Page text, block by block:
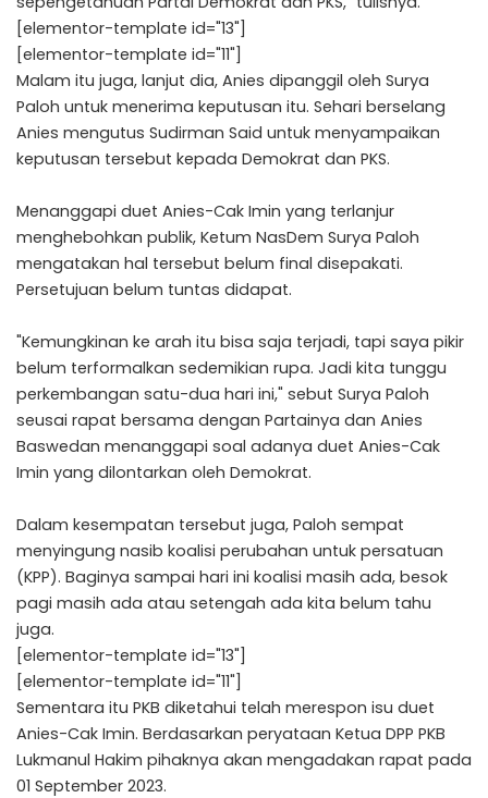
[elementor-template id="13"]
[elementor-template id="11"]
Malam itu juga, lanjut dia, Anies dipanggil oleh Surya
Paloh untuk menerima keputusan itu. Sehari berselang
Anies mengutus Sudirman Said untuk menyampaikan
keputusan tersebut kepada Demokrat dan PKS.
Menanggapi duet Anies-Cak Imin yang terlanjur
menghebohkan publik, Ketum NasDem Surya Paloh
mengatakan hal tersebut belum final disepakati.
Persetujuan belum tuntas didapat.
"Kemungkinan ke arah itu bisa saja terjadi, tapi saya pikir
belum terformalkan sedemikian rupa. Jadi kita tunggu
perkembangan satu-dua hari ini," sebut Surya Paloh
seusai rapat bersama dengan Partainya dan Anies
Baswedan menanggapi soal adanya duet Anies-Cak
Imin yang dilontarkan oleh Demokrat.
Dalam kesempatan tersebut juga, Paloh sempat
menyingung nasib koalisi perubahan untuk persatuan
(KPP). Baginya sampai hari ini koalisi masih ada, besok
pagi masih ada atau setengah ada kita belum tahu
juga.
[elementor-template id="13"]
[elementor-template id="11"]
Sementara itu PKB diketahui telah merespon isu duet
Anies-Cak Imin. Berdasarkan peryataan Ketua DPP PKB
Lukmanul Hakim pihaknya akan mengadakan rapat pada
01 September 2023.